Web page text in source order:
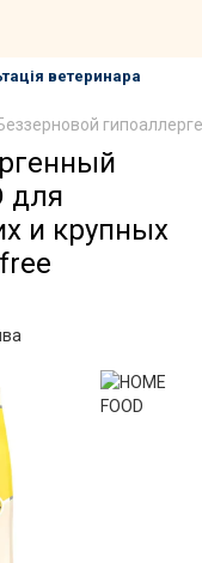
ветеринара
для
и крупных